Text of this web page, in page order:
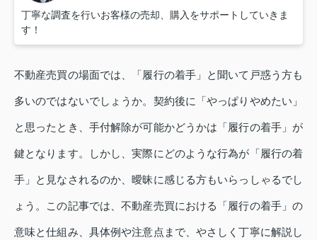
丁寧な調査を行いお客様の売却、購入をサポートしていきま
す！
不動産売買の場面では、「履行の着手」と聞いて戸惑う方も
多いのではないでしょうか。契約後に「やっぱりやめたい」
と思ったとき、手付解除が可能かどうかは「履行の着手」が
鍵となります。しかし、実際にどのような行為が「履行の着
手」と見なされるのか、曖昧に感じる方もいらっしゃるでし
ょう。この記事では、不動産売買における「履行の着手」の
意味と仕組み、具体例や注意点まで、やさしく丁寧に解説し